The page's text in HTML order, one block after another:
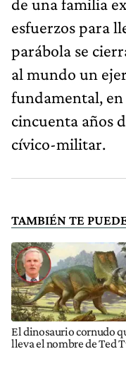
de una familia
esfuerzos para
parábola se
al mundo un
fundamental,
cincuenta años
cívico-militar.
TAMBIÉN TE
El dinosaurio cornudo
lleva el nombre de Ted